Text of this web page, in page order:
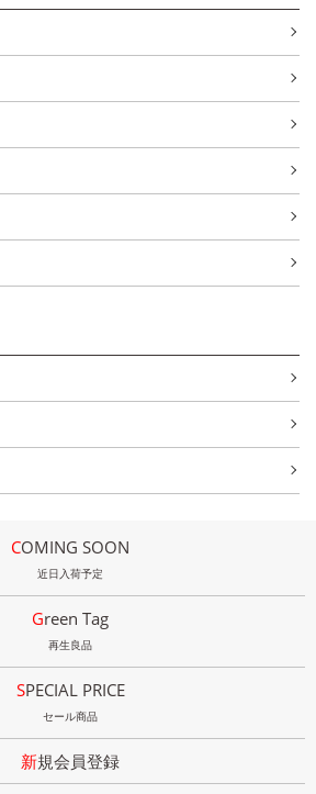
COMING SOON
近日入荷予定
Green Tag
再生良品
SPECIAL PRICE
セール商品
新規会員登録